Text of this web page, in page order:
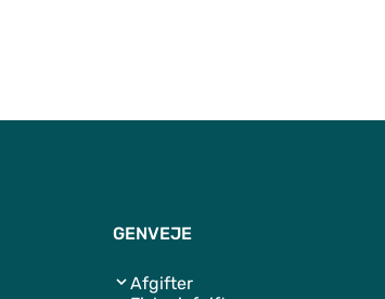
GENVEJE
Afgifter